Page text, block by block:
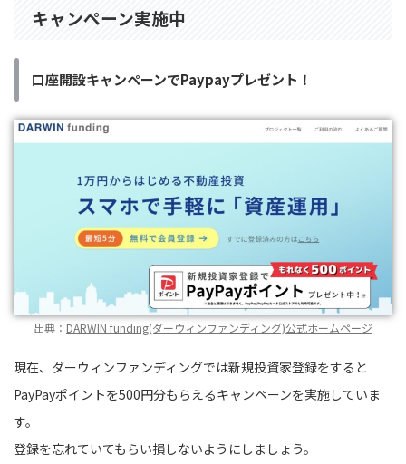
キャンペーン実施中
口座開設キャンペーンでPaypayプレゼント！
出典： DARWIN funding(ダーウィンファンディング)公式ホームページ
現在、ダーウィンファンディングでは新規投資家登録をすると
PayPayポイントを500円分もらえるキャンペーンを実施していま
す。
登録を忘れていてもらい損しないようにしましょう。